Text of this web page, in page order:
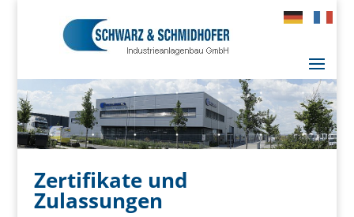
Zertifikate und
Zulassungen